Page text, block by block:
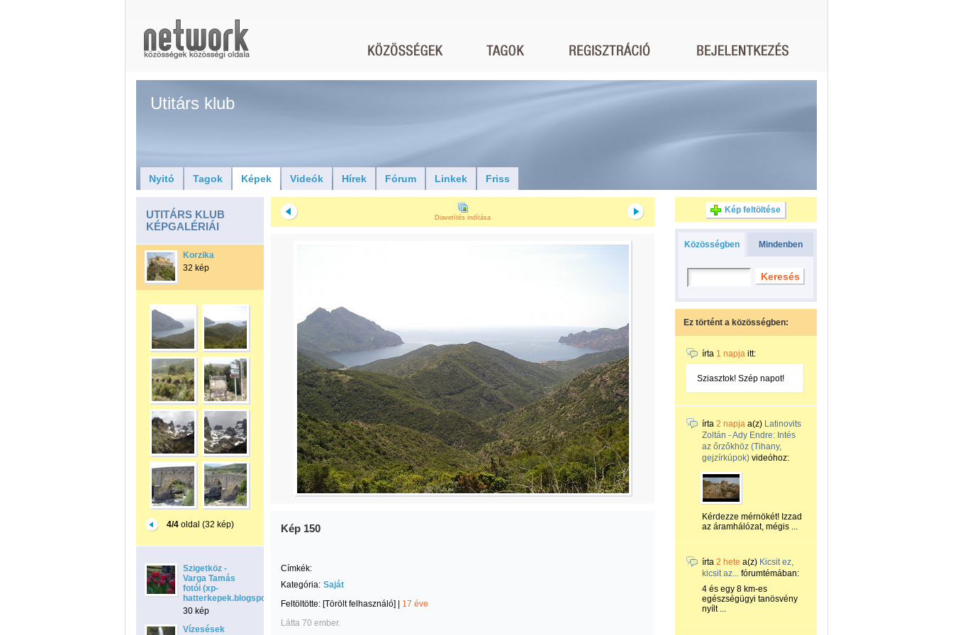
Utitárs klub
Nyitó Tagok Képek Videók Hírek Fórum Linkek Friss
UTITÁRS KLUB
KÉPGALÉRIÁI
Korzika
32 kép
4/4oldal (32 kép)
Szigetköz -
Varga Tamás
fotói (xp-
hatterkepek.blogspot.com)
30 kép
Vízesések
Diavetítés indítása
Kép 150
Címkék:
Kategória: Saját
Feltöltötte: [Törölt felhasználó]
17 éve
Látta 70 ember.
Kép feltöltése
Közösségben Mindenben
Ez történt a közösségben:
írta 1 napja itt:
Sziasztok! Szép napot!
írta 2 napja a(z) Latinovits
Zoltán - Ady Endre: Intés
az őrzőkhöz (Tihany,
gejzírkúpok) videóhoz:
Kérdezze mérnökét! Izzad
az áramhálózat, mégis ...
írta 2 hete a(z) Kicsit ez,
kicsit az... fórumtémában:
4 és egy 8 km-es
egészségügyi tanösvény
nyílt ...